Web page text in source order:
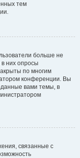
тем
больше не
них опросы
по многим
конференции. Вы
вами темы, в
связанные с